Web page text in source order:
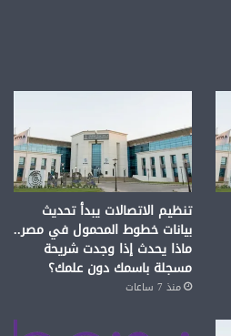
تنظيم الاتصالات يبدأ تحديث
بيانات خطوط المحمول في مصر..
ماذا يحدث إذا وجدت شريحة
مسجلة باسمك دون علمك؟
منذ 7 ساعات